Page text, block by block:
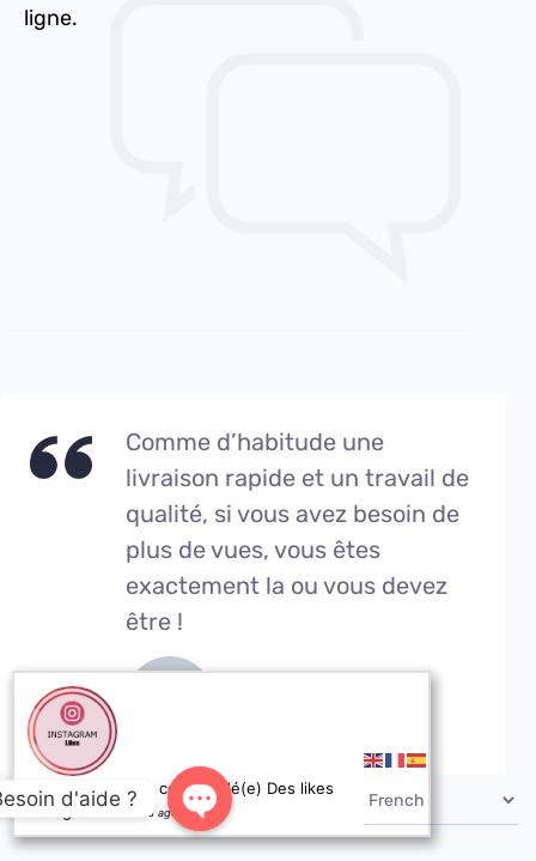
ligne.
Comme d’habitude une
livraison rapide et un travail de
qualité, si vous avez besoin de
plus de vues, vous êtes
exactement la ou vous devez
être !
Annaelle de US a commandé(e) Des likes
instagram 8 minutes ago
d'aide ?